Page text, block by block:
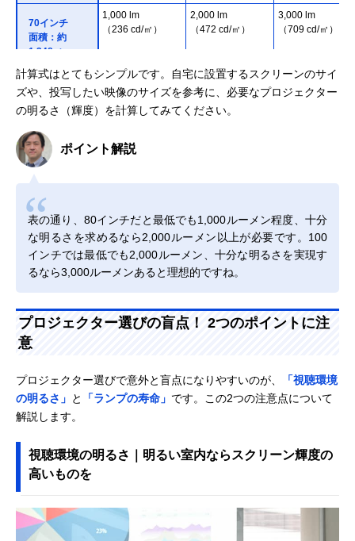
70インチ
面積：約
1.348㎡
1,000 lm
（236 cd/㎡）
2,000 lm
（472 cd/㎡）
3,000 lm
（709 cd/㎡）
80インチ
面積：約1.76
㎡
1,000 lm
（181 cd/㎡）
2,000 lm
（362 cd/㎡）
3,000 lm
（543 cd/㎡）
90インチ
2.228㎡
2,000 lm
100インチ
面積：約2.75
㎡
2,000 lm
（231 cd/㎡）
3,000 lm
（347 cd/㎡）
5,000 lm以上
（579 cd/㎡）
120インチ
面積：約3.96
㎡
計算式はとてもシンプルです。自宅に設置するスクリーンのサイ
ズや、投写したい映像のサイズを参考に、必要なプロジェクター
の明るさ（輝度）を計算してみてください。
ポイント解説
表の通り、80インチだと最低でも1,000ルーメン程度、十分
な明るさを求めるなら2,000ルーメン以上が必要です。100
インチでは最低でも2,000ルーメン、十分な明るさを実現す
るなら3,000ルーメンあると理想的ですね。
プロジェクター選びの盲点！ 2つのポイントに注
意
プロジェクター選びで意外と盲点になりやすいのが、
「視聴環境
の明るさ」 と 「ランプの寿命」 です。この2つの注意点について
解説します。
視聴環境の明るさ｜明るい室内ならスクリーン輝度の
高いものを